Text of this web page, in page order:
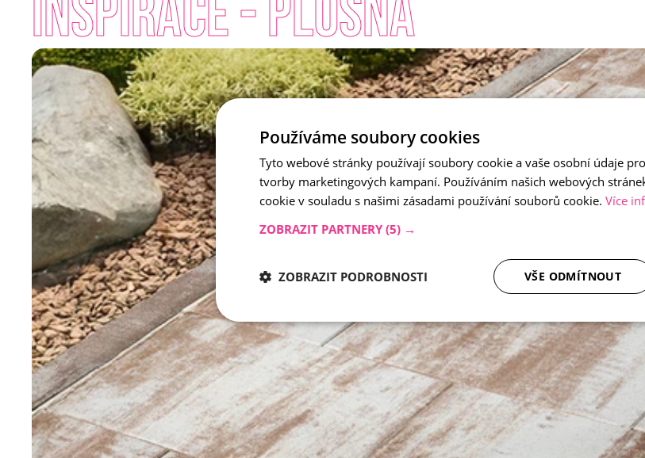
INSPIRACE - Plošná
Používáme soubory cookies
Tyto webové stránky používají soubory cookie a vaše osobní údaje
tvorby marketingových kampaní. Používáním našich webových
cookie v souladu s našimi zásadami používání souborů cookie. Více
ZOBRAZIT PARTNERY (5) →
VŠE ODMÍTNOUT
ZOBRAZIT PODROBNOSTI
Nezbytně nutné soubory Analytika
Nezbytně nutné soubory